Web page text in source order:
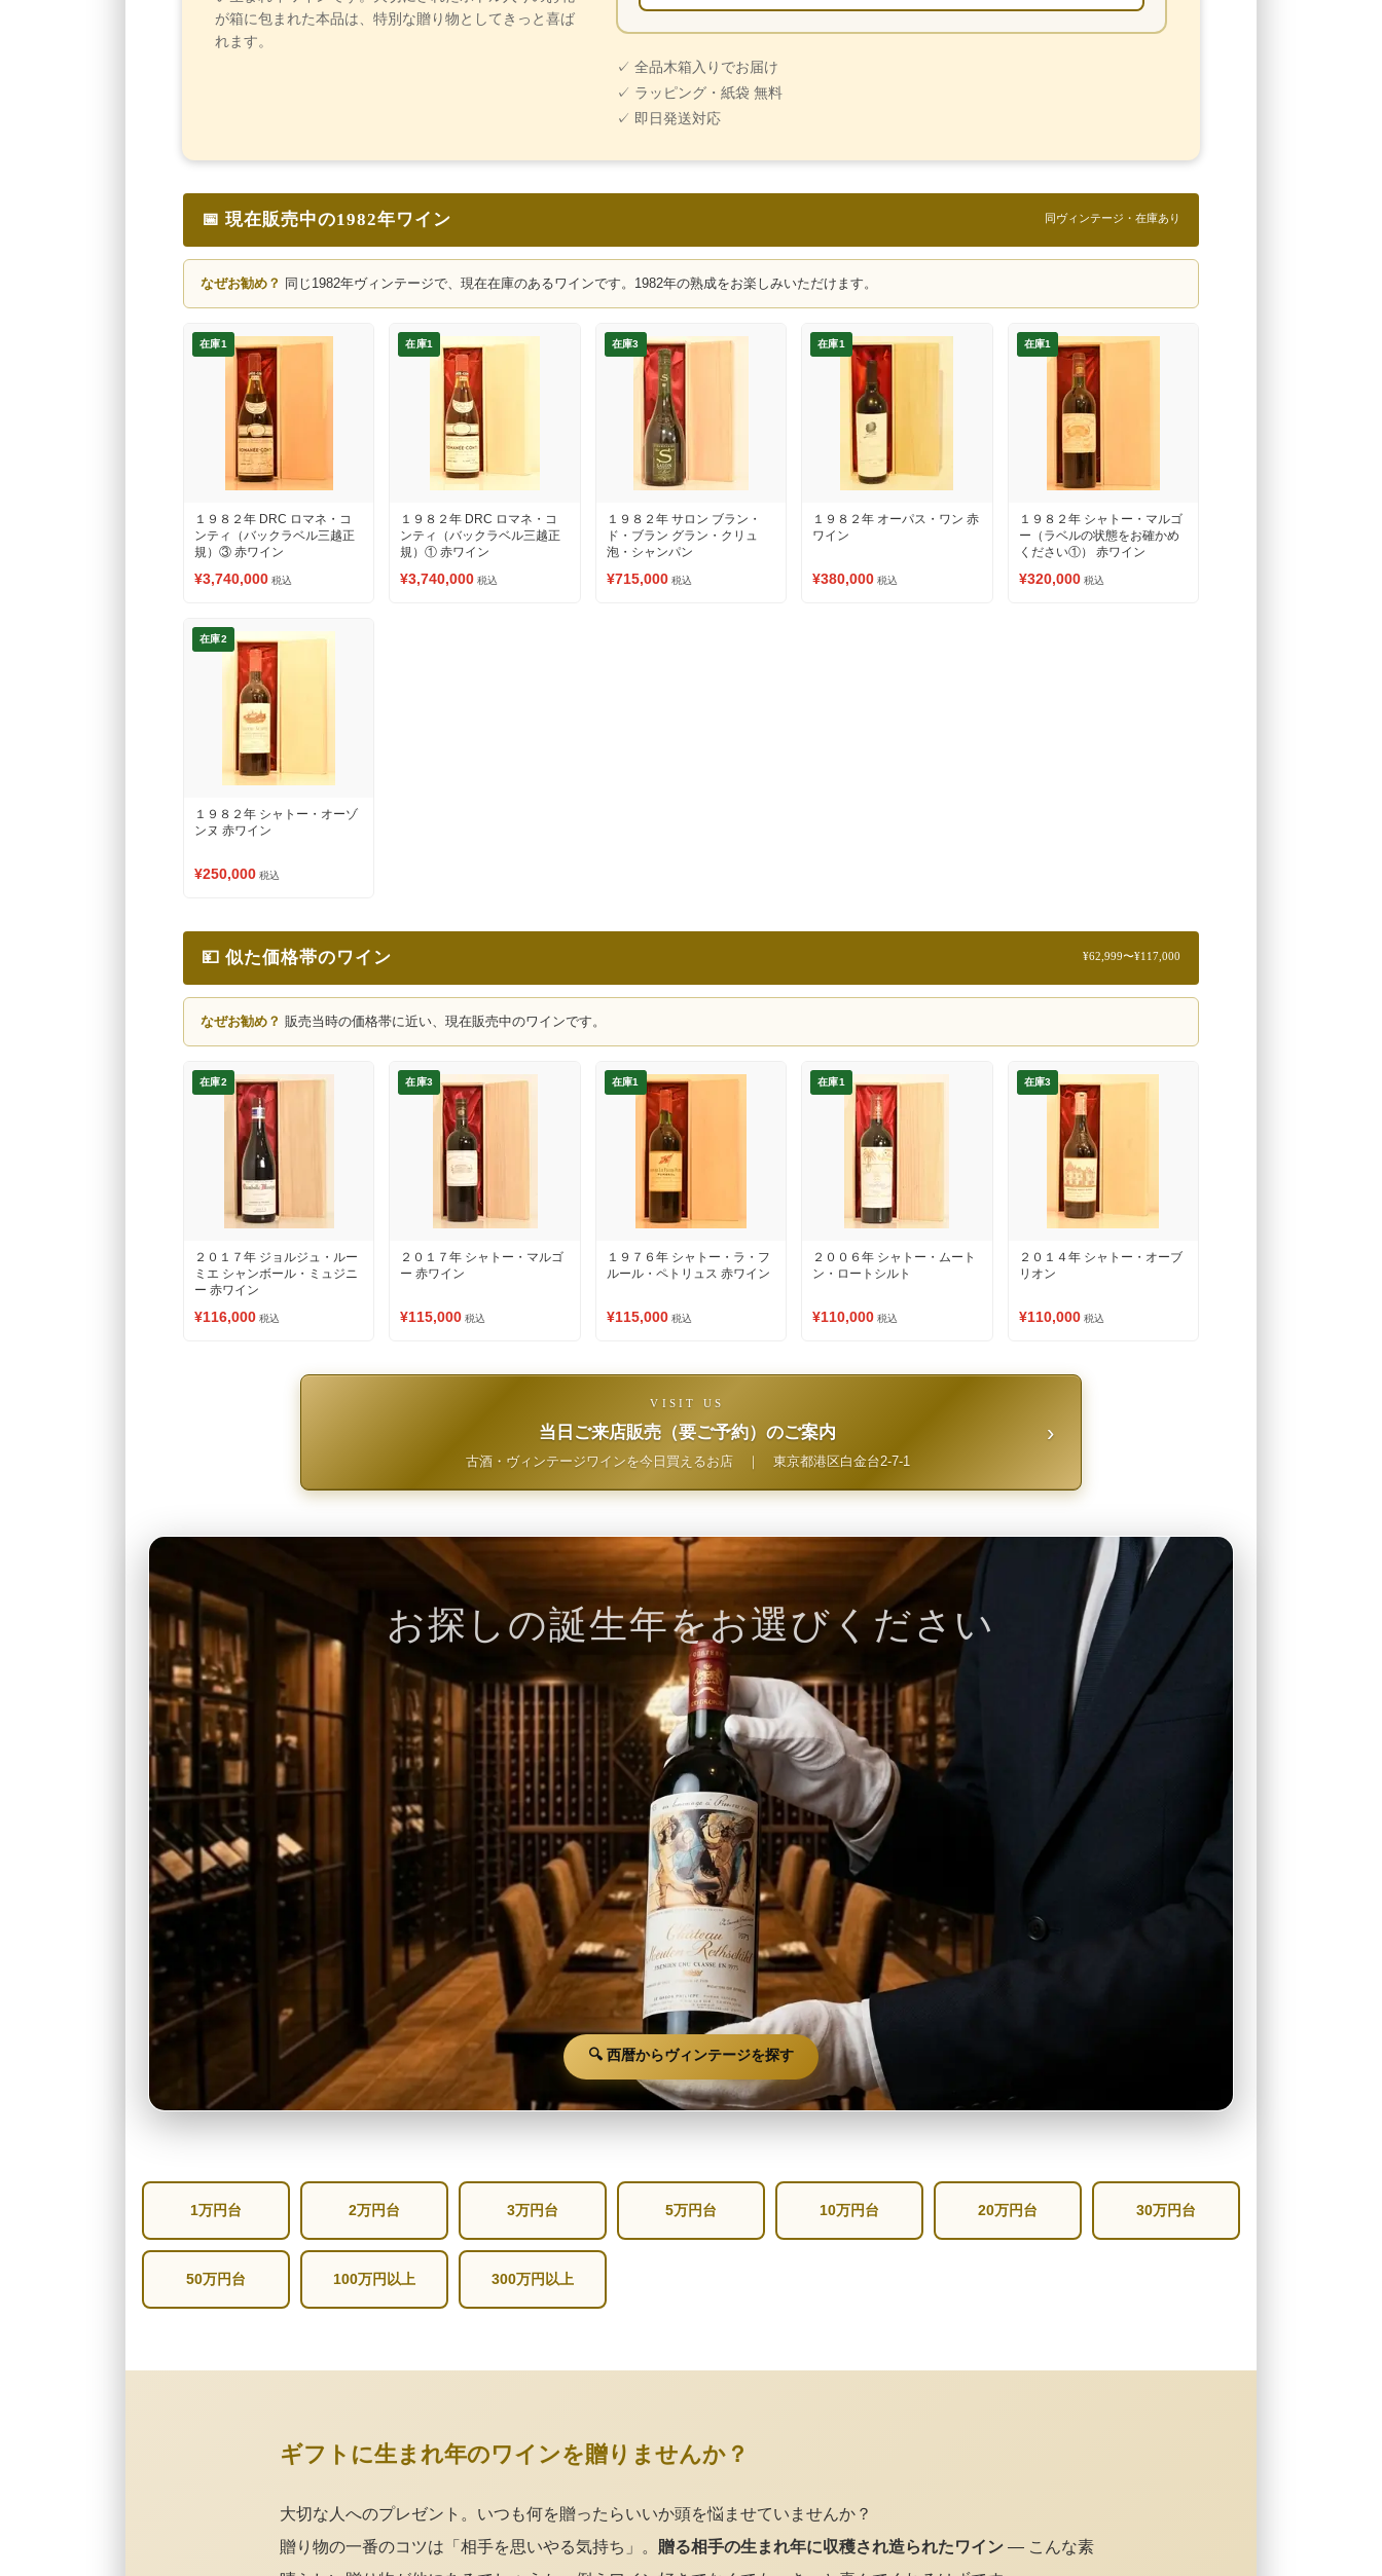
が箱に包まれた本品は、特別な贈り物としてきっと喜ば
れます。
✓ 全品木箱入りでお届け
✓ ラッピング・紙袋 無料
✓ 即日発送対応
📅 現在販売中の1982年ワイン 同ヴィンテージ・在庫あり
なぜお勧め？ 同じ1982年ヴィンテージで、現在在庫のあるワインです。1982年の熟成をお楽しみいただけます。
在庫1
１９８２年 DRC ロマネ・コ
ンティ（バックラベル三越正
規）③ 赤ワイン
¥3,740,000 税込
在庫1
１９８２年 DRC ロマネ・コ
ンティ（バックラベル三越正
規）① 赤ワイン
¥3,740,000 税込
在庫3
１９８２年 サロン ブラン・
ド・ブラン グラン・クリュ
泡・シャンパン
¥715,000 税込
在庫1
１９８２年 オーパス・ワン 赤
ワイン
¥380,000 税込
在庫1
１９８２年 シャトー・マルゴ
ー（ラベルの状態をお確かめ
ください①） 赤ワイン
¥320,000 税込
在庫2
１９８２年 シャトー・オーゾ
ンヌ 赤ワイン
¥250,000 税込
💴 似た価格帯のワイン ¥62,999〜¥117,000
なぜお勧め？ 販売当時の価格帯に近い、現在販売中のワインです。
在庫2
２０１７年 ジョルジュ・ルー
ミエ シャンボール・ミュジニ
ー 赤ワイン
¥116,000 税込
在庫3
２０１７年 シャトー・マルゴ
ー 赤ワイン
¥115,000 税込
在庫1
１９７６年 シャトー・ラ・フ
ルール・ペトリュス 赤ワイン
¥115,000 税込
在庫1
２００６年 シャトー・ムート
ン・ロートシルト
¥110,000 税込
在庫3
２０１４年 シャトー・オーブ
リオン
¥110,000 税込
VISIT US
当日ご来店販売（要ご予約）のご案内
古酒・ヴィンテージワインを今日買えるお店｜ 東京都港区白金台2-7-1
›
お探しの誕生年をお選びください
🔍 西暦からヴィンテージを探す
1万円台 2万円台 3万円台 5万円台 10万円台 20万円台 30万円台
50万円台 100万円以上 300万円以上
ギフトに生まれ年のワインを贈りませんか？
大切な人へのプレゼント。いつも何を贈ったらいいか頭を悩ませていませんか？
贈り物の一番のコツは「相手を思いやる気持ち」。 贈る相手の生まれ年に収穫され造られたワイン — こんな素